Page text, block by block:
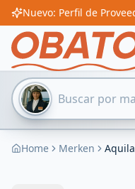
Home Merken Aquila